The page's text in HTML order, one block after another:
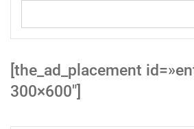
[the_ad_placement
300×600″]